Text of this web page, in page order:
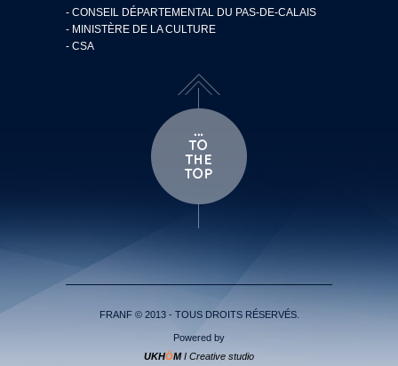
- CONSEIL DÉPARTEMENTAL DU PAS-DE-CALAIS
- MINISTÈRE DE LA CULTURE
- CSA
FRANF © 2013 - TOUS DROITS RÉSERVÉS.
Powered by
UKHÖMI Creative studio